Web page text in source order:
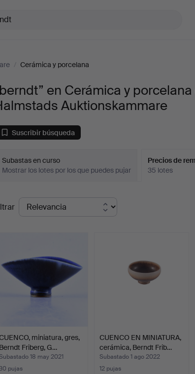
/ Cerámica y porcelana
en Cerámica y porcelana
Auktionskammare
Suscribir búsqueda
Subastas en curso
Mostrar los lotes por los que puedes pujar
Precios de
35 lotes
miniatura, gres,
Friberg, G…
18 may 2021
pujas
CUENCO EN MINIATURA,
cerámica, Berndt Frib…
Subastado 1 ago 2022
12 pujas